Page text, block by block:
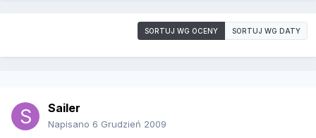
SORTUJ WG OCENY SORTUJ WG DATY
Sailer
Napisano 6 Grudzień 2009